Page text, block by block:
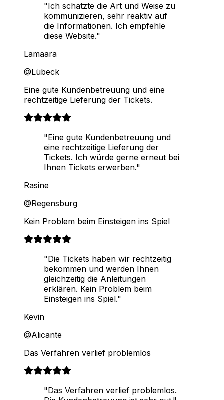
"Ich schätzte die Art und Weise zu
kommunizieren, sehr reaktiv auf
die Informationen. Ich empfehle
diese Website."
Lamaara
@Lübeck
Eine gute Kundenbetreuung und eine
rechtzeitige Lieferung der Tickets.
"Eine gute Kundenbetreuung und
eine rechtzeitige Lieferung der
Tickets. Ich würde gerne erneut bei
Ihnen Tickets erwerben."
Rasine
@Regensburg
Kein Problem beim Einsteigen ins Spiel
"Die Tickets haben wir rechtzeitig
bekommen und werden Ihnen
gleichzeitig die Anleitungen
erklären. Kein Problem beim
Einsteigen ins Spiel."
Kevin
@Alicante
Das Verfahren verlief problemlos
"Das Verfahren verlief problemlos.